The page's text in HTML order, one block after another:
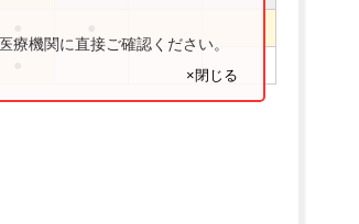
機関に直接ご確認ください。
×閉じる